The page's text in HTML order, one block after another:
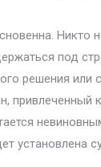
Никто
под
решения или
привлеченный
установлена